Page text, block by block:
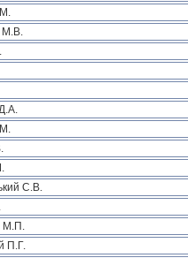
М.В.
С.В.
М.П.
П.Г.